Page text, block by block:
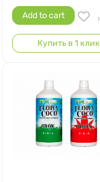
Add to cart
Купить в 1 клик